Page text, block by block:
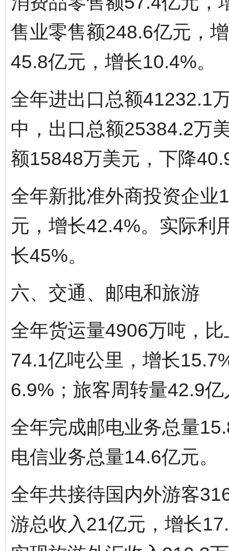
售业零售额248.6亿元，
45.8亿元，增长10.4%。
全年进出口总额41232.1
中，出口总额25384.2万
额15848万美元，下降
全年新批准外商投资企业
元，增长42.4%。实际利
长45%。
六、交通、邮电和旅游
全年货运量4906万吨，
74.1亿吨公里，增长
6.9%；旅客周转量42.9
全年完成邮电业务总量
电信业务总量14.6亿元。
全年共接待国内外游客
游总收入21亿元，增长